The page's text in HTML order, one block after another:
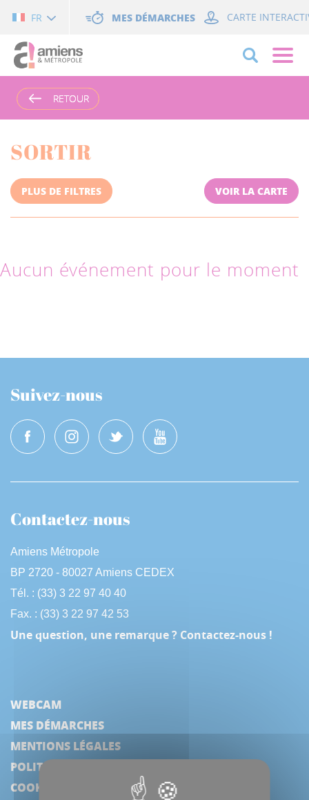
FR MES DÉMARCHES CARTE
RETOUR
RETOUR
SORTIR
PLUS DE FILTRES VOIR LA CARTE
Aucun événement pour le moment
Suivez-nous
Contactez-nous
Amiens Métropole
BP 2720 - 80027 Amiens CEDEX
Tél. : (33) 3 22 97 40 40
Fax. : (33) 3 22 97 42 53
Une question, une remarque ? Contactez-nous !
WEBCAM
MES DÉMARCHES
MENTIONS LÉGALES
POLITIQUE DE CONFIDENTIALITÉ
COOKIES